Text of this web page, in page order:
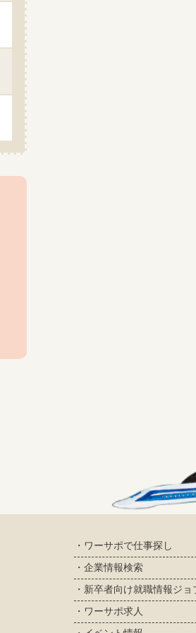
・ワーサポで仕事探し
・企業情報検索
・新卒者向け就職情報ジョ
・ワーサポ求人